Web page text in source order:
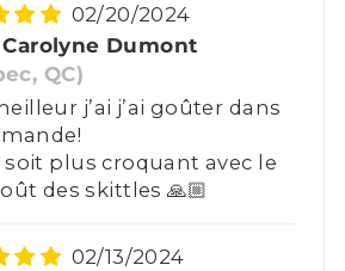
02/20/2024
Carolyne Dumont
QC)
j’ai j’ai goûter dans
soit plus croquant avec le
des skittles 🙏🏼
02/13/2024